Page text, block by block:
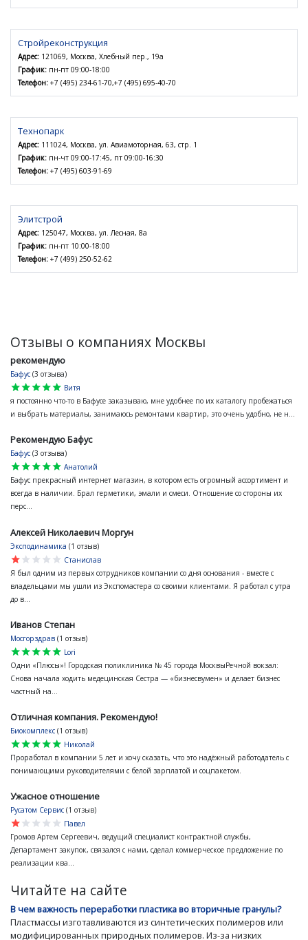
Стройреконструкция
Адрес: 121069, Москва, Хлебный пер., 19а
График: пн-пт 09:00-18:00
Телефон: +7 (495) 234-61-70,+7 (495) 695-40-70
Технопарк
Адрес: 111024, Москва, ул. Авиамоторная, 63, стр. 1
График: пн-чт 09:00-17:45, пт 09:00-16:30
Телефон: +7 (495) 603-91-69
Элитстрой
Адрес: 125047, Москва, ул. Лесная, 8а
График: пн-пт 10:00-18:00
Телефон: +7 (499) 250-52-62
Отзывы о компаниях Москвы
рекомендую
Бафус (3 отзыва)
star
star
star
star
star
Витя
я постоянно что-то в Бафусе заказываю, мне удобнее по их каталогу пробежаться
и выбрать материалы, занимаюсь ремонтами квартир, это очень удобно, не н...
Рекомендую Бафус
Бафус (3 отзыва)
star
star
star
star
star
Анатолий
Бафус прекрасный интернет магазин, в котором есть огромный ассортимент и
всегда в наличии. Брал герметики, эмали и смеси. Отношение со стороны их
перс...
Алексей Николаевич Моргун
Эксподинамика (1 отзыв)
star
star
star
star
star
Станислав
Я был одним из первых сотрудников компании со дня основания - вместе с
владельцами мы ушли из Экспомастера со своими клиентами. Я работал с утра
до в...
Иванов Степан
Мосгорздрав (1 отзыв)
star
star
star
star
star
Lori
Одни «Плюсы»! Городская поликлиника № 45 города МосквыРечной вокзал:
Снова начала ходить медецинская Сестра — «бизнесвумен» и делает бизнес
частный на...
Отличная компания. Рекомендую!
Биокомплекс (1 отзыв)
star
star
star
star
star
Николай
Проработал в компании 5 лет и хочу сказать, что это надёжный работодатель с
понимающими руководителями с белой зарплатой и соцпакетом.
Ужасное отношение
Русатом Сервис (1 отзыв)
star
star
star
star
star
Павел
Громов Артем Сергеевич, ведущий специалист контрактной службы,
Департамент закупок, связался с нами, сделал коммерческое предложение по
реализации ква...
Читайте на сайте
В чем важность переработки пластика во вторичные гранулы?
Пластмассы изготавливаются из синтетических полимеров или
модифицированных природных полимеров. Из-за низких